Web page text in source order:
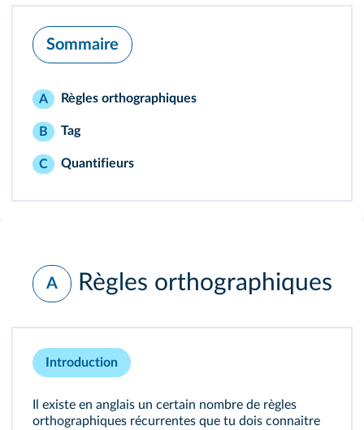
Sommaire
A Règles orthographiques
B Tag
C Quantifieurs
A Règles orthographiques
Introduction
Il existe en anglais un certain nombre de règles
orthographiques récurrentes que tu dois connaitre